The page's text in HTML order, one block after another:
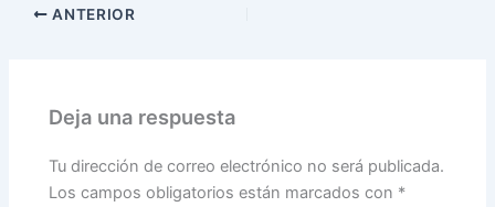
ANTERIOR
Deja una respuesta
Tu dirección de correo electrónico no será publicada.
Los campos obligatorios están marcados con *